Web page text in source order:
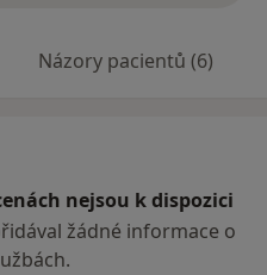
Názory pacientů (6)
nejsou k dispozici
žádné informace o